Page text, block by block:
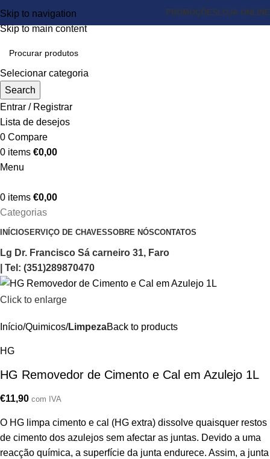
Skip to navigation
Skip to main content
PROMOÇÕES LOJA ONLINE
Selecionar categoria
Search
Entrar / Registrar
Lista de desejos
0 Compare
0 items €0,00
Menu
0 items €0,00
Categorias
INÍCIOSERVIÇO DE CHAVESSOBRE NÓSCONTATOS
Lg Dr. Francisco Sá carneiro 31, Faro
| Tel: (351)289870470
Click to enlarge
Início Quimicos LimpezaBack to products
HG
HG Removedor de Cimento e Cal em Azulejo 1L
€11,90 com IVA
O HG limpa cimento e cal (HG extra) dissolve quaisquer restos
de cimento dos azulejos sem afectar as juntas. Devido a uma
reacção química, a superfície da junta endurece. Assim, a junta